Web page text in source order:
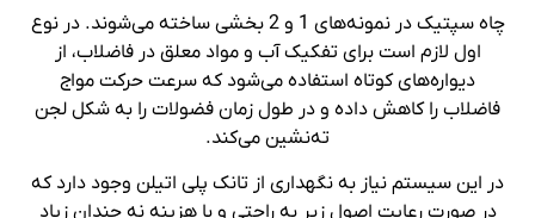
چاه سپتیک در نمونه‌های 1 و 2 بخشی ساخته می‌شوند. در نوع
اول لازم است برای تفکیک آب و مواد معلق در فاضلاب، از
دیواره‌های کوتاه استفاده می‌شود که سرعت حرکت مواج
فاضلاب را کاهش داده و در طول زمان فضولات را به شکل لجن
ته‌نشین می‌کند.
در این سیستم نیاز به نگهداری از تانک پلی اتیلن وجود دارد که
در صورت رعایت اصول زیر به‌ راحتی و با هزینه نه چندان زیاد